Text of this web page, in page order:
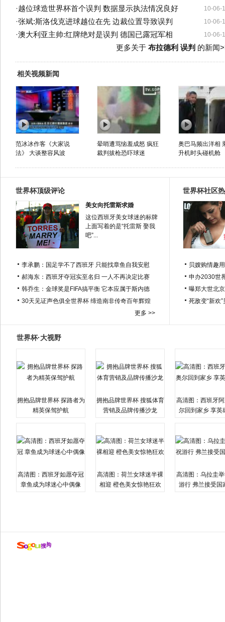
10-06-
·越位球造世界杯首个误判 数据显示执法情况良好
10-06-
·张斌:斯洛伐克进球越位在先 边裁位置导致误判
10-06-
·澳大利亚主帅:红牌绝对是误判 德国已露冠军相
更多关于 布拉德利 误判 的新闻
相关视频新闻
范冰冰作客《大家说
法》 大谈整容风波
晕哨遭骂恼羞成怒 疯狂
裁判拔枪恐吓球迷
奥巴马频出洋相
升机时头碰机舱
世界杯顶级评论
美女向托雷斯求婚
这位西班牙美女球迷的标牌
上面写着的是“托雷斯 娶我
吧”...
李承鹏：国足学不了西班牙 只能找章鱼自我安慰
郝海东：西班牙夺冠实至名归 一人不再决定比赛
韩乔生：金球奖是FIFA搞平衡 它本应属于斯内德
30天见证声色俱全世界杯 缔造南非传奇百年辉煌
更多 >>
世界杯社区
贝嫂购情趣
申办2030世
曝郑大世北
死敌变“新欢
世界杯·大视野
拥抱品牌世界杯 探路者为
精英保驾护航
拥抱品牌世界杯 搜狐体育
营销及品牌传播沙龙
高清图：西班牙
尔回到家乡 享英
高清图：西班牙如愿夺冠
章鱼成为球迷心中偶像
高清图：荷兰女球迷半裸
相迎 橙色美女惊艳狂欢
高清图：乌拉圭
游行 弗兰接受国